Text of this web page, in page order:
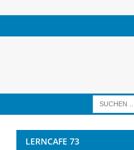
LERNCAFE 73